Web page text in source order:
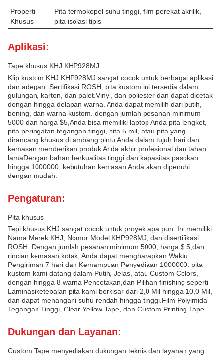
Properti
Khusus
Pita termokopel suhu tinggi, film perekat akrilik,
pita isolasi tipis
Aplikasi:
Tape khusus KHJ KHP928MJ
Klip kustom KHJ KHP928MJ sangat cocok untuk berbagai aplikasi
dan adegan. Sertifikasi ROSH, pita kustom ini tersedia dalam
gulungan, karton, dan palet.Vinyl, dan poliester dan dapat dicetak
dengan hingga delapan warna. Anda dapat memilih dari putih,
bening, dan warna kustom. dengan jumlah pesanan minimum
5000 dan harga $5,Anda bisa memiliki laptop Anda pita lengket,
pita peringatan tegangan tinggi, pita 5 mil, atau pita yang
dirancang khusus di ambang pintu Anda dalam tujuh hari.dan
kemasan memberikan produk Anda akhir profesional dan tahan
lamaDengan bahan berkualitas tinggi dan kapasitas pasokan
hingga 1000000, kebutuhan kemasan Anda akan dipenuhi
dengan mudah.
Pengaturan:
Pita khusus
Tepi khusus KHJ sangat cocok untuk proyek apa pun. Ini memiliki
Nama Merek KHJ, Nomor Model KHP928MJ, dan disertifikasi
ROSH. Dengan jumlah pesanan minimum 5000, harga $ 5,dan
rincian kemasan kotak, Anda dapat mengharapkan Waktu
Pengiriman 7 hari dan Kemampuan Penyediaan 1000000. pita
kustom kami datang dalam Putih, Jelas, atau Custom Colors,
dengan hingga 8 warna Pencetakan,dan Pilihan finishing seperti
Laminasiketebalan pita kami berkisar dari 2,0 Mil hingga 10,0 Mil,
dan dapat menangani suhu rendah hingga tinggi.Film Polyimida
Tegangan Tinggi, Clear Yellow Tape, dan Custom Printing Tape.
Dukungan dan Layanan:
Custom Tape menyediakan dukungan teknis dan layanan yang